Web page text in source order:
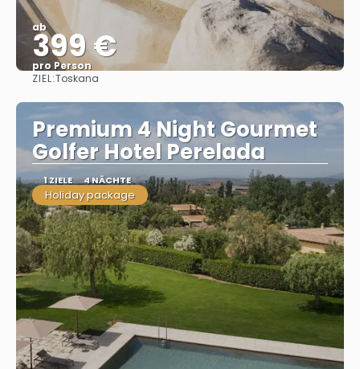
ab
399 €
pro Person
ZIEL:Toskana
Premium 4 Night Gourmet
Golfer Hotel Perelada
1 ZIELE 4 NÄCHTE
Holiday package